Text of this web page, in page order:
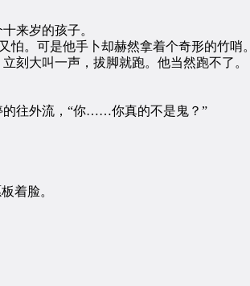
来岁的孩子。
。可是他手卜却赫然拿着个奇形的竹哨。
大叫一声，拔脚就跑。他当然跑不了。
往外流，“你……你真的不是鬼？”
着脸。